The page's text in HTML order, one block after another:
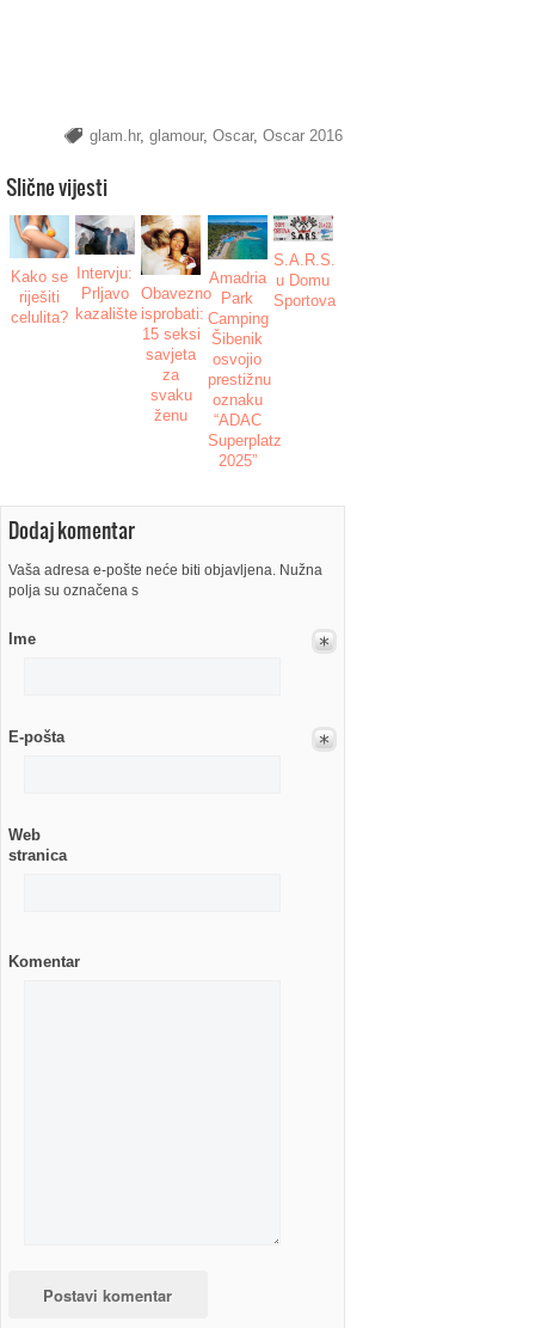
glam.hr, glamour, Oscar, Oscar 2016
Slične vijesti
Kako se
riješiti
celulita?
Intervju:
Prljavo
kazalište
Obavezno
isprobati:
15 seksi
savjeta
za
svaku
ženu
Amadria
Park
Camping
Šibenik
osvojio
prestižnu
oznaku
“ADAC
Superplatz
2025”
S.A.R.S.
u Domu
Sportova
Dodaj komentar
Vaša adresa e-pošte neće biti objavljena. Nužna
polja su označena s
Ime
E-pošta
Web
stranica
Komentar